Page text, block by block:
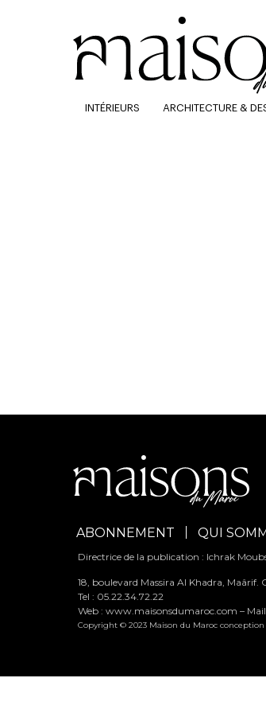
INTÉRIEURS ARCHITECTURE &
ABONNEMENT QUI
Directrice de la publication : Ichrak
18, boulevard Massira Al Khadra, Maârif.
Tel : 05.22.34.72.22
Web : www.maisonsdumaroc.com – Mail
Copyright © 2023 Maison du Maroc